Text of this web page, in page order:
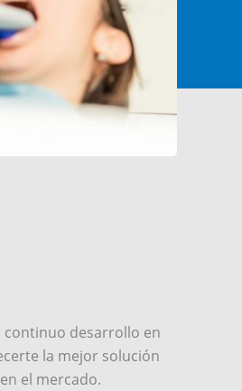
desarrollo en
la mejor solución
el mercado.